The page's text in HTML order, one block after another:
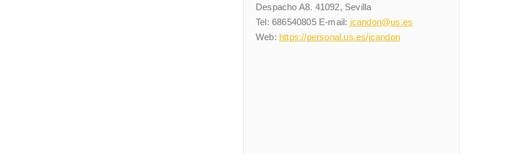
Despacho A8. 41092, Sevilla
Tel: 686540805 E-mail: jcandon@us.es
Web: https://personal.us.es/jcandon